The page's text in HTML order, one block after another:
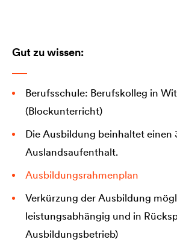
Gut zu wissen:
Berufsschule: Berufskolleg in
(Blockunterricht)
Die Ausbildung beinhaltet einen
Auslandsaufenthalt.
Ausbildungsrahmenplan
Verkürzung der Ausbildung
leistungsabhängig und in
Ausbildungsbetrieb)